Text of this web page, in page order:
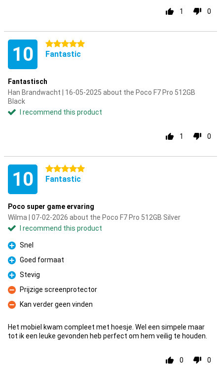
1 0
10 5 stars
Fantastic
Fantastisch
Han Brandwacht | 16-05-2025 about the Poco F7 Pro 512GB
Black
I recommend this product
1 0
10 5 stars
Fantastic
Poco super game ervaring
Wilma | 07-02-2026 about the Poco F7 Pro 512GB Silver
I recommend this product
Pro
Snel
Pro
Goed formaat
Pro
Stevig
Con
Prijzige screenprotector
Con
Kan verder geen vinden
Het mobiel kwam compleet met hoesje. Wel een simpele maar
tot ik een leuke gevonden heb perfect om hem veilig te houden.
0 0